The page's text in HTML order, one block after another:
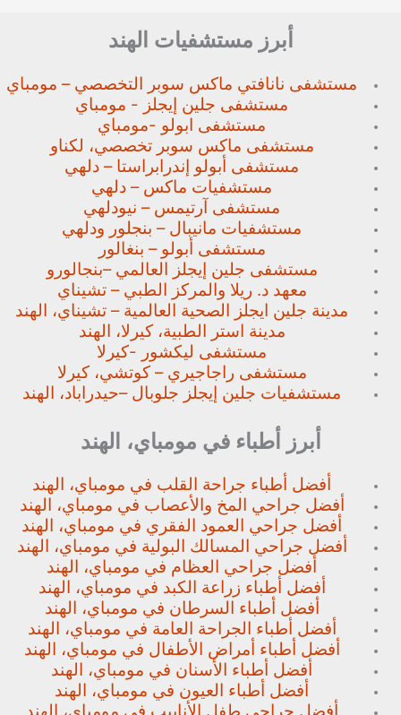
أبرز مستشفيات الهند
مستشفى نانافتي ماكس سوبر التخصصي – مومباي
مستشفى جلين إيجلز - مومباي
مستشفى ابولو -مومباي
مستشفى ماكس سوبر تخصصي، لكناو
مستشفى أبولو إندرابراستا – دلهي
مستشفيات ماكس – دلهي
مستشفى آرتيمس – نيودلهي
مستشفيات مانيبال – بنجلور ودلهي
مستشفى أبولو – بنغالور
مستشفى جلين إيجلز العالمي –بنجالورو
معهد د. ريلا والمركز الطبي – تشيناي
مدينة جلين ايجلز الصحية العالمية – تشيناي، الهند
مدينة استر الطبية، كيرلا، الهند
مستشفى ليكشور -كيرلا
مستشفى راجاجيري – كوتشي، كيرلا
مستشفيات جلين إيجلز جلوبال –حيدراباد، الهند
أبرز أطباء في مومباي، الهند
أفضل أطباء جراحة القلب في مومباي، الهند
أفضل جراحي المخ والأعصاب في مومباي، الهند
أفضل جراحي العمود الفقري في مومباي، الهند
أفضل جراحي المسالك البولية في مومباي، الهند
أفضل جراحي العظام في مومباي، الهند
أفضل أطباء زراعة الكبد في مومباي، الهند
أفضل أطباء السرطان في مومباي، الهند
أفضل أطباء الجراحة العامة في مومباي، الهند
أفضل أطباء أمراض الأطفال في مومباي، الهند
أفضل أطباء الأسنان في مومباي، الهند
أفضل أطباء العيون في مومباي، الهند